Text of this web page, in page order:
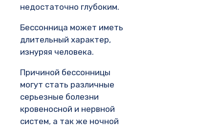
недостаточно глубоким.
Бессонница может иметь
длительный характер,
изнуряя человека.
Причиной бессонницы
могут стать различные
серьезные болезни
кровеносной и нервной
систем, а так же ночной